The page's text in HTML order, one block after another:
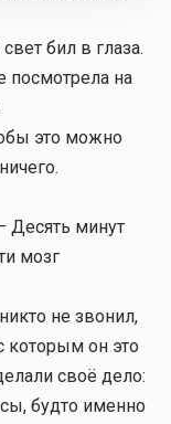
бил в глаза.
на
это можно
Десять минут
мозг
не звонил,
которым он это
своё дело:
будто именно